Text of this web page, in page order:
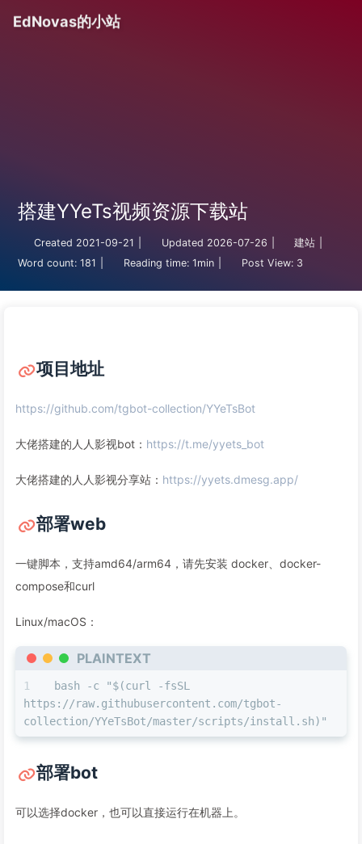
EdNovas的小站
搭建YYeTs视频资源下载站
Created 2021-09-21 Updated 2026-07-26 建站
Word count: 181 Reading time: 1min Post View: 3
项目地址
https://github.com/tgbot-collection/YYeTsBot
大佬搭建的人人影视bot： https://t.me/yyets_bot
大佬搭建的人人影视分享站： https://yyets.dmesg.app/
部署web
一键脚本，支持amd64/arm64，请先安装 docker、docker-
compose和curl
Linux/macOS：
PLAINTEXT
bash -c "$(curl -fsSL
https://raw.githubusercontent.com/tgbot-
collection/YYeTsBot/master/scripts/install.sh)"
部署bot
可以选择docker，也可以直接运行在机器上。